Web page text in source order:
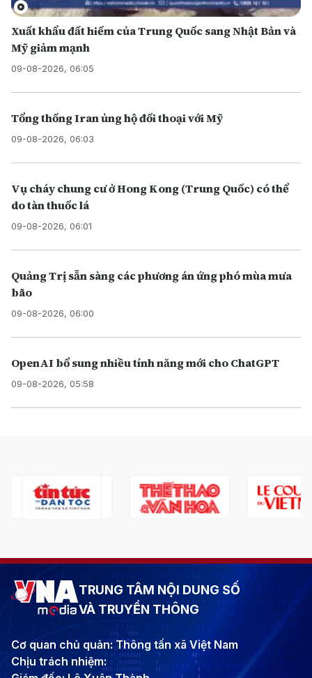
Xuất khẩu đất hiếm của Trung Quốc sang Nhật Bản và
Mỹ giảm mạnh
09-08-2026, 06:05
Tổng thống Iran ủng hộ đối thoại với Mỹ
09-08-2026, 06:03
Vụ cháy chung cư ở Hong Kong (Trung Quốc) có thể
do tàn thuốc lá
09-08-2026, 06:01
Quảng Trị sẵn sàng các phương án ứng phó mùa mưa
bão
09-08-2026, 06:00
OpenAI bổ sung nhiều tính năng mới cho ChatGPT
09-08-2026, 05:58
TRUNG TÂM NỘI DUNG SỐ
VÀ TRUYỀN THÔNG
Cơ quan chủ quản: Thông tấn xã Việt Nam
Chịu trách nhiệm: